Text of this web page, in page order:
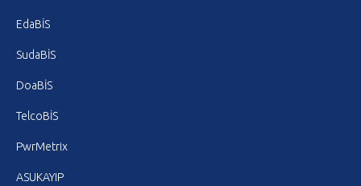
EdaBİS
SudaBİS
DoaBİS
TelcoBİS
PwrMetrix
ASUKAYIP